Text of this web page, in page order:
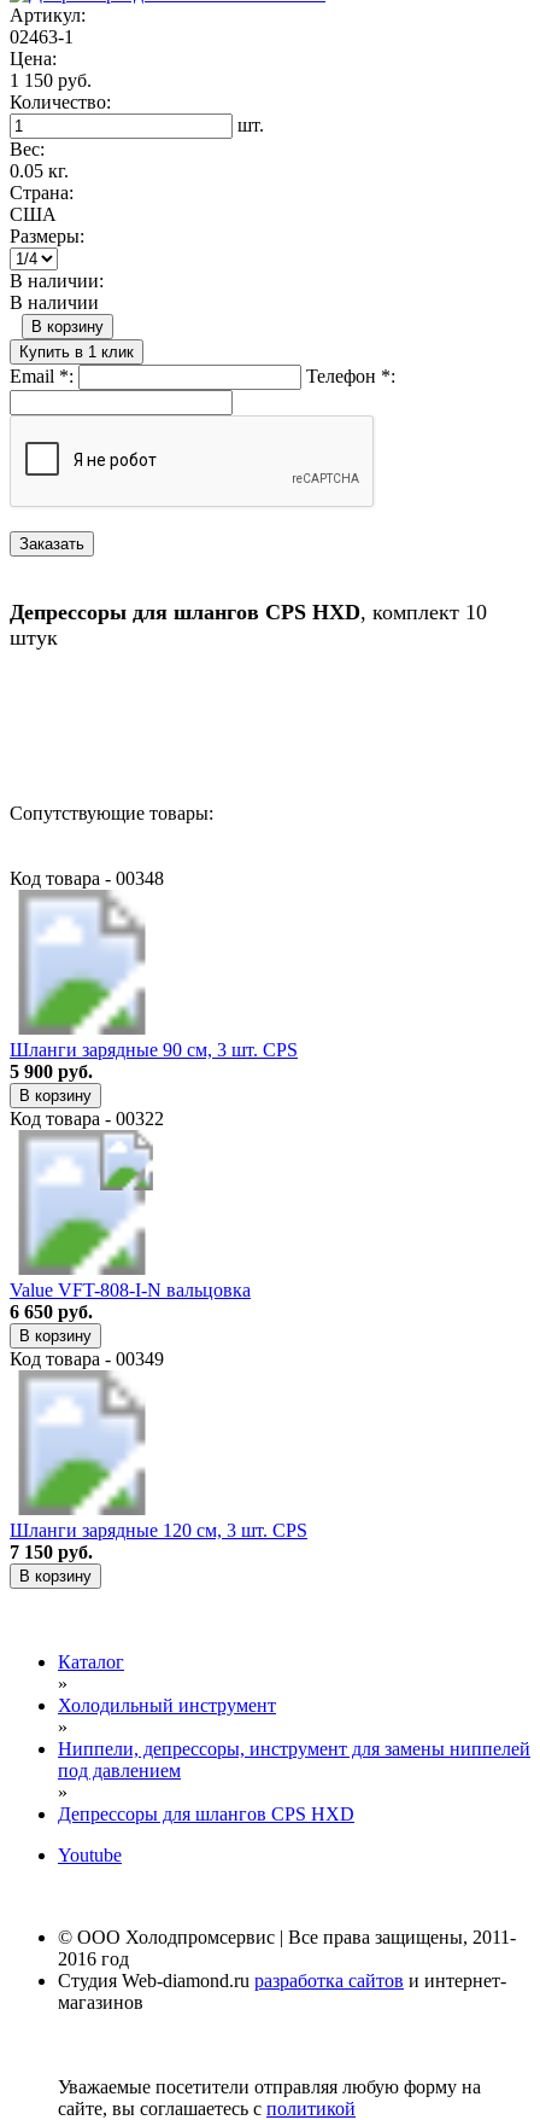
Артикул:
02463-1
Цена:
1 150 руб.
Количество:
шт.
Вес:
0.05 кг.
Страна:
США
Размеры:
В наличии:
В наличии
В корзину
Купить в 1 клик
Email *: Телефон *:
Депрессоры для шлангов CPS HXD, комплект 10
штук
Сопутствующие товары:
Код товара - 00348
Шланги зарядные 90 см, 3 шт. CPS
5 900 руб.
В корзину
Код товара - 00322
Value VFT-808-I-N вальцовка
6 650 руб.
В корзину
Код товара - 00349
Шланги зарядные 120 см, 3 шт. CPS
7 150 руб.
В корзину
Каталог
»
Холодильный инструмент
»
Ниппели, депрессоры, инструмент для замены ниппелей
под давлением
»
Депрессоры для шлангов CPS HXD
Youtube
© ООО Холодпромсервис | Все права защищены, 2011-
2016 год
Студия Web-diamond.ru разработка сайтов и интернет-
магазинов
Уважаемые посетители отправляя любую форму на
сайте, вы соглашаетесь с политикой